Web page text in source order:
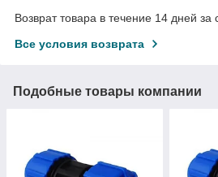
Возврат товара в течение 14 дней за
Все условия возврата
Подобные товары компании